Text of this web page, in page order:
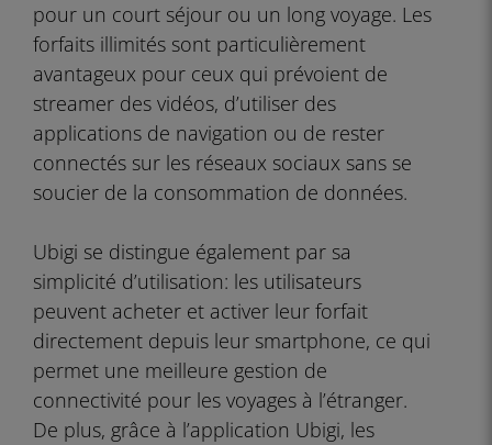
pour un court séjour ou un long voyage. Les
forfaits illimités sont particulièrement
avantageux pour ceux qui prévoient de
streamer des vidéos, d’utiliser des
applications de navigation ou de rester
connectés sur les réseaux sociaux sans se
soucier de la consommation de données.
Ubigi se distingue également par sa
simplicité d’utilisation: les utilisateurs
peuvent acheter et activer leur forfait
directement depuis leur smartphone, ce qui
permet une meilleure gestion de
connectivité pour les voyages à l’étranger.
De plus, grâce à l’application Ubigi, les